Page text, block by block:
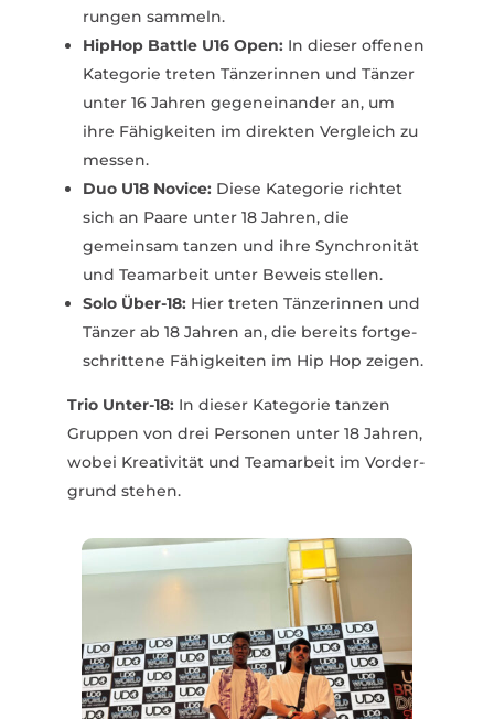
rungen sammeln.
HipHop Battle U16 Open: In dieser offenen
Kate­gorie treten Tänze­rinnen und Tänzer
unter 16 Jahren gegen­ein­ander an, um
ihre Fähig­keiten im direkten Vergleich zu
messen.
Duo U18 Novice: Diese Kate­gorie richtet
sich an Paare unter 18 Jahren, die
gemeinsam tanzen und ihre Synchro­nität
und Team­arbeit unter Beweis stellen.
Solo Über-18: Hier treten Tänze­rinnen und
Tänzer ab 18 Jahren an, die bereits fort­ge­
schrittene Fähig­keiten im Hip Hop zeigen.
Trio Unter-18: In dieser Kate­gorie tanzen
Gruppen von drei Personen unter 18 Jahren,
wobei Krea­ti­vität und Team­arbeit im Vorder­
grund stehen.